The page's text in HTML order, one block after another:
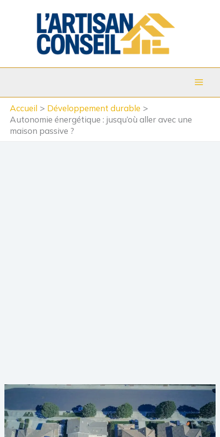
Accueil
Développement durable
Autonomie énergétique : jusqu’où aller avec une
maison passive ?